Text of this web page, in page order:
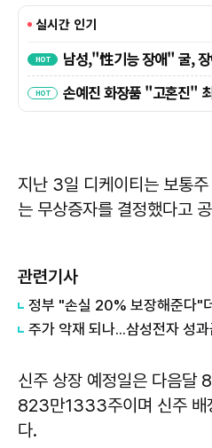
지난 3일 디케이티는 보통
는 무상증자를 결정했다고
관련기사
신주 상장 예정일은 다음달
823만1333주이며 신주 배
다.